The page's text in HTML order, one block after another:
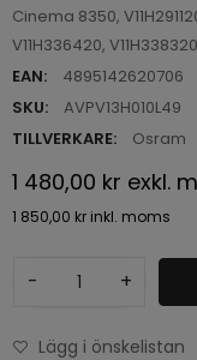
Cinema 8350,
V11H336420,
EAN:
4895142620706
SKU:
AVPV13H010L49
TILLVERKARE:
Osram
1 480,00 kr exkl.
1 850,00 kr inkl. moms
- +
Lägg i önskelistan